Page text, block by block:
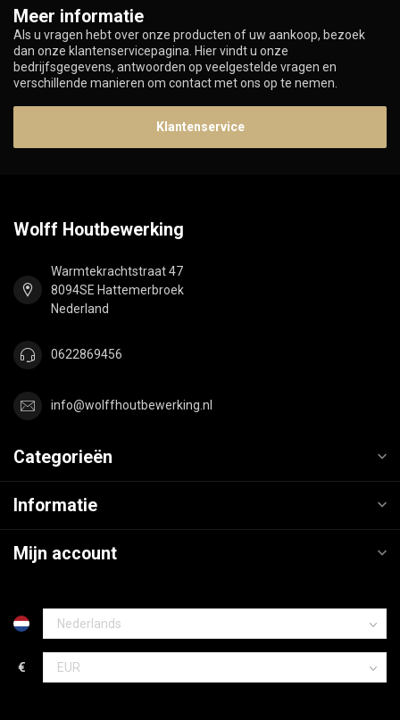
Meer informatie
Als u vragen hebt over onze producten of uw aankoop, bezoek
dan onze klantenservicepagina. Hier vindt u onze
bedrijfsgegevens, antwoorden op veelgestelde vragen en
verschillende manieren om contact met ons op te nemen.
Klantenservice
Wolff Houtbewerking
Warmtekrachtstraat 47
8094SE Hattemerbroek
Nederland
0622869456
info@wolffhoutbewerking.nl
Categorieën
Informatie
Mijn account
€